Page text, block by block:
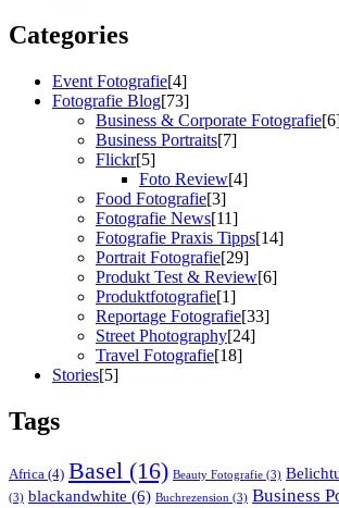
Categories
Event Fotografie[4]
Fotografie Blog[73]
Business & Corporate Fotografie
Business Portraits[7]
Flickr[5]
Foto Review[4]
Food Fotografie[3]
Fotografie News[11]
Fotografie Praxis Tipps[14]
Portrait Fotografie[29]
Produkt Test & Review[6]
Produktfotografie[1]
Reportage Fotografie[33]
Street Photography[24]
Travel Fotografie[18]
Stories[5]
Tags
Africa (4) Basel (16) Beauty Fotografie (3)
(3) blackandwhite (6) Buchrezension (3) Business